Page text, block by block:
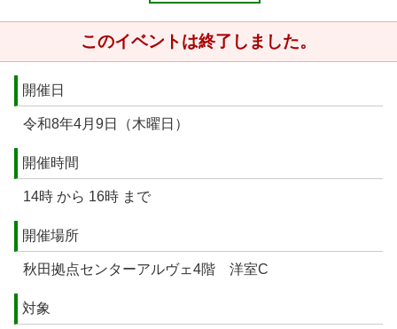
このイベントは終了しました。
開催日
令和8年4月9日（木曜日）
開催時間
14時 から 16時 まで
開催場所
秋田拠点センターアルヴェ4階 洋室C
対象